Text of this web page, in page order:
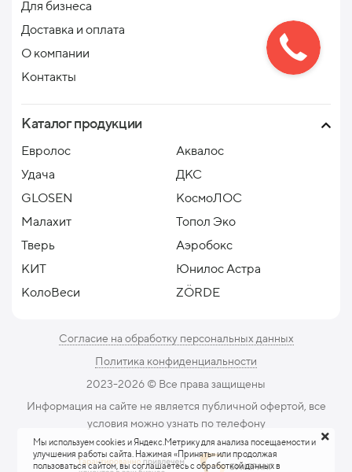
Для бизнеса
Доставка и оплата
О компании
Контакты
Каталог продукции
Евролос
Аквалос
Удача
ДКС
GLOSEN
КосмоЛОС
Малахит
Топол Эко
Тверь
Аэробокс
КИТ
Юнилос Астра
КолоВеси
ZÖRDE
Согласие на обработку персональных данных
Политика конфиденциальности
2023-2026 ©️ Все права защищены
Информация на сайте не является публичной офертой, все
условия можно узнать по телефону
Мы используем cookies и Яндекс.Метрику для анализа посещаемости и
улучшения работы сайта. Нажимая «Принять» или продолжая
пользоваться сайтом, вы соглашаетесь с обработкой данных в